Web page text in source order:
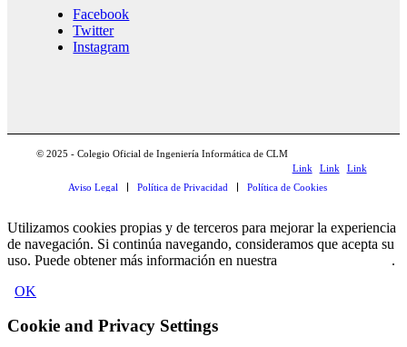
Facebook
Twitter
Instagram
© 2025 - Colegio Oficial de Ingeniería Informática de CLM
Link
Facebook
Link Link
Instagram
Aviso Legal Política de Privacidad Política de Cookies
Utilizamos cookies propias y de terceros para mejorar la experiencia
de navegación. Si continúa navegando, consideramos que acepta su
uso. Puede obtener más información en nuestra
.
OK
Cookie and Privacy Settings